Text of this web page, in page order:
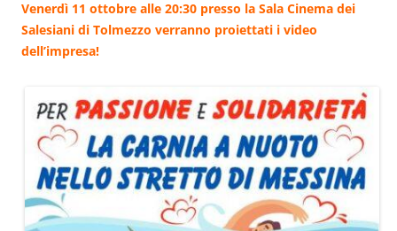
Venerdì 11 ottobre alle 20:30 presso la Sala Cinema dei
Salesiani di Tolmezzo verranno proiettati i video
dell’impresa!